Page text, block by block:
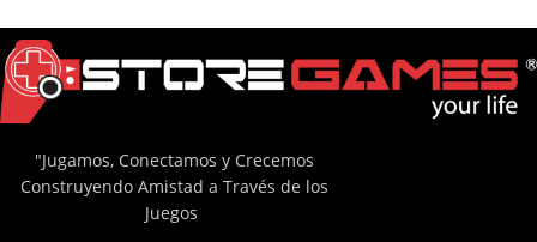
"Jugamos, Conectamos y Crecemos
Construyendo Amistad a Través de los
Juegos